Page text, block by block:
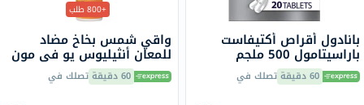
بانادول أقراص أكتيفاست
باراسيتامول 500 ملجم
قرص 60 دقيقة تصلك في
+800 طلب
واقي شمس بخاخ مضاد
للمعان أنثيليوس يو في مون
400 لاروش بوزيه، عامل
حماية 50 - 75 مل 60 دقيقة تصلك في